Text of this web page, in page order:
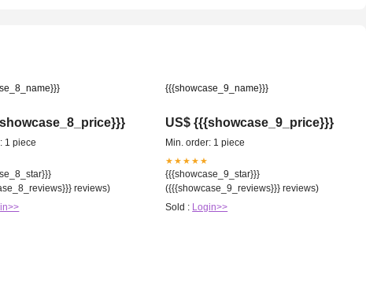
1 piece
reviews)
{{{showcase_9_name}}}
US$ {{{showcase_9_price}}}
Min. order: 1 piece
★★★★★
{{{showcase_9_star}}}
({{{showcase_9_reviews}}} reviews)
Sold : Login>>